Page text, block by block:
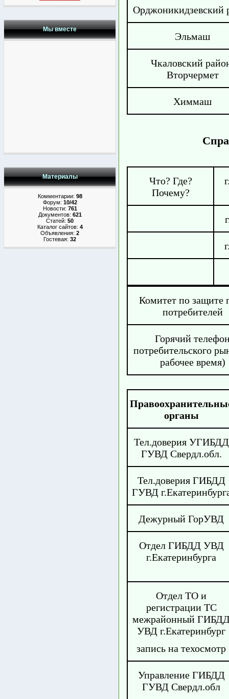
Мы вместе
Материалы
Комментарии: 98
Форум: 10/42
Новости: 761
Документов: 621
Статей: 50
Каталог сайтов: 4
Объявления: 2
Гостевая: 32
Орджоникидзевский
Эльмаш
Чкаловский
Вторчермет
Химмаш
Что? Где?
Почему?
Комитет по защите
потребителей
Горячий
потребительского
рабочее время)
органы
Тел.доверия УГИБДД
ГУВД Свердл.обл.
Тел.доверия ГИБДД
ГУВД
Дежурный ГорУВД
Отдел ГИБДД УВД
г.Екатеринбурга
Отдел ТО и
регистрации ТС
межрайонный
УВД г.Екатеринбург
запись на техосмотр
Управление ГИБДД
ГУВД Свердл.обл